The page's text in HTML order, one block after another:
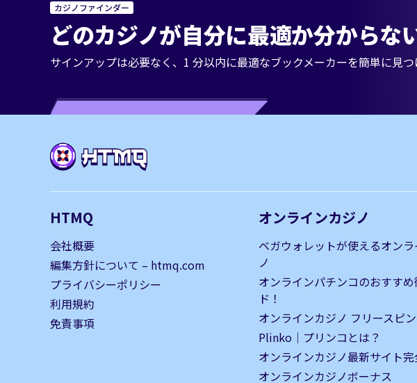
カジノファインダー
どのカジノが自分に最適か分からな
サインアップは必要なく、1 分以内に最適なブックメーカーを簡単に見つ
HTMQ
会社概要
編集方針について – htmq.com
プライバシーポリシー
利用規約
免責事項
オンラインカジノ
ベガウォレットが使えるオン
ノ
オンラインパチンコのおすす
ド！
オンラインカジノ フリースピ
Plinko｜プリンコとは？
オンラインカジノ最新サイト完
オンラインカジノボーナス